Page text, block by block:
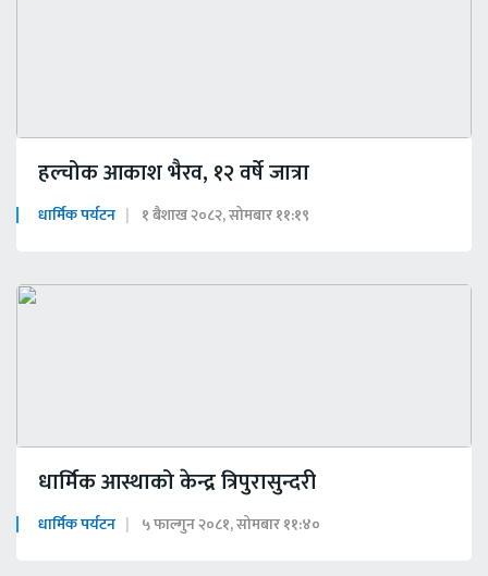
हल्चोक आकाश भैरव, १२ वर्षे जात्रा
धार्मिक पर्यटन १ बैशाख २०८२, सोमबार ११:१९
धार्मिक आस्थाको केन्द्र त्रिपुरासुन्दरी
धार्मिक पर्यटन ५ फाल्गुन २०८१, सोमबार ११:४०